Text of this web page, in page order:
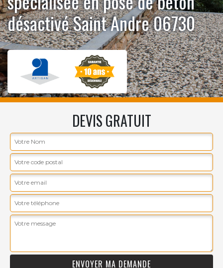
désactivé Saint Andre 06730
DEVIS GRATUIT